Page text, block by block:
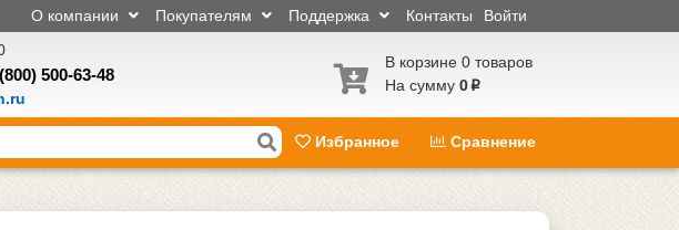
Войти
Контакты
Поддержка
Покупателям
О компании
500-63-48
В корзине 0 товаров
На сумму 0 p
Избранное Сравнение